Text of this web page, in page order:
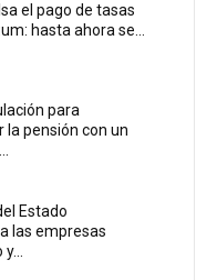
el pago de tasas
hasta ahora se...
para
pensión con un
Estado
las empresas